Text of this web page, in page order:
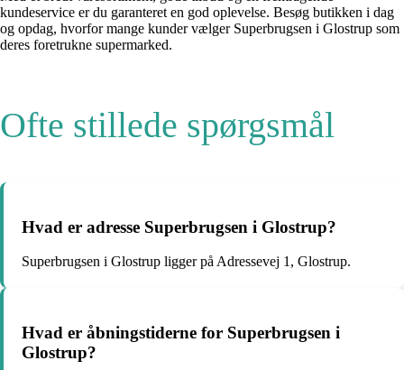
kundeservice er du garanteret en god oplevelse. Besøg butikken i dag
og opdag, hvorfor mange kunder vælger Superbrugsen i Glostrup som
deres foretrukne supermarked.
Ofte stillede spørgsmål
Hvad er adresse Superbrugsen i Glostrup?
Superbrugsen i Glostrup ligger på Adressevej 1, Glostrup.
Hvad er åbningstiderne for Superbrugsen i
Glostrup?